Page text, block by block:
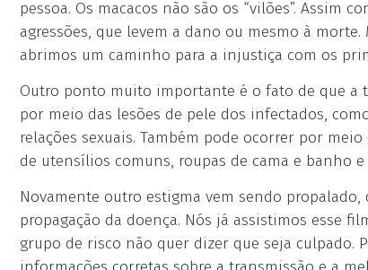
pessoa. Os macacos não são os “vilões”. Assim
agressões, que levem a dano ou mesmo à
abrimos um caminho para a injustiça com os
Outro ponto muito importante é o fato de que a
por meio das lesões de pele dos infectados,
relações sexuais. Também pode ocorrer por
de utensílios comuns, roupas de cama e banho
Novamente outro estigma vem sendo propalado,
propagação da doença. Nós já assistimos esse
grupo de risco não quer dizer que seja culpado.